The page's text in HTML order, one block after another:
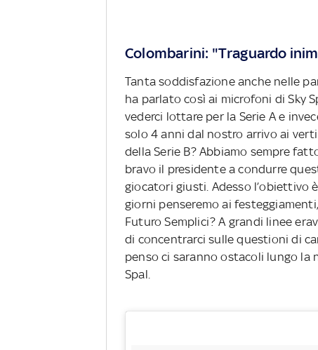
Colombarini: "Traguardo
Tanta soddisfazione anche nelle
ha parlato così ai microfoni di Sky
vederci lottare per la Serie A e
solo 4 anni dal nostro arrivo ai
della Serie B? Abbiamo sempre
bravo il presidente a condurre
giocatori giusti. Adesso l’obiettivo
giorni penseremo ai
Futuro Semplici? A grandi linee
di concentrarci sulle questioni di
penso ci saranno ostacoli lungo
Spal.